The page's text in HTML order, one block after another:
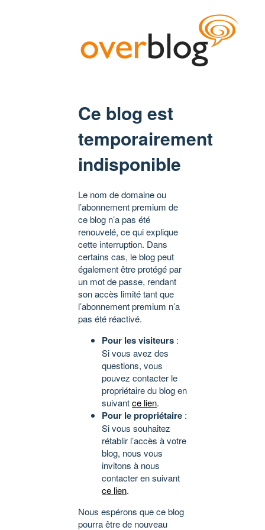
Ce blog est
temporairement
indisponible
Le nom de domaine ou
l’abonnement premium de
ce blog n’a pas été
renouvelé, ce qui explique
cette interruption. Dans
certains cas, le blog peut
également être protégé par
un mot de passe, rendant
son accès limité tant que
l’abonnement premium n’a
pas été réactivé.
Pour les visiteurs :
Si vous avez des
questions, vous
pouvez contacter le
propriétaire du blog en
suivantce lien.
Pour le propriétaire :
Si vous souhaitez
rétablir l’accès à votre
blog, nous vous
invitons à nous
contacter en suivant
ce lien.
Nous espérons que ce blog
pourra être de nouveau